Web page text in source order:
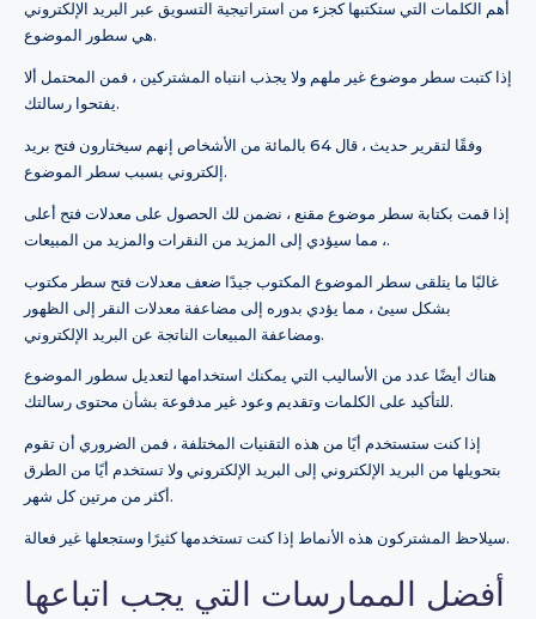
أهم الكلمات التي ستكتبها كجزء من استراتيجية التسويق عبر البريد الإلكتروني
هي سطور الموضوع.
إذا كتبت سطر موضوع غير ملهم ولا يجذب انتباه المشتركين ، فمن المحتمل ألا
يفتحوا رسالتك.
وفقًا لتقرير حديث ، قال 64 بالمائة من الأشخاص إنهم سيختارون فتح بريد
إلكتروني بسبب سطر الموضوع.
إذا قمت بكتابة سطر موضوع مقنع ، نضمن لك الحصول على معدلات فتح أعلى
، مما سيؤدي إلى المزيد من النقرات والمزيد من المبيعات.
غالبًا ما يتلقى سطر الموضوع المكتوب جيدًا ضعف معدلات فتح سطر مكتوب
بشكل سيئ ، مما يؤدي بدوره إلى مضاعفة معدلات النقر إلى الظهور
ومضاعفة المبيعات الناتجة عن البريد الإلكتروني.
هناك أيضًا عدد من الأساليب التي يمكنك استخدامها لتعديل سطور الموضوع
للتأكيد على الكلمات وتقديم وعود غير مدفوعة بشأن محتوى رسالتك.
إذا كنت ستستخدم أيًا من هذه التقنيات المختلفة ، فمن الضروري أن تقوم
بتحويلها من البريد الإلكتروني إلى البريد الإلكتروني ولا تستخدم أيًا من الطرق
أكثر من مرتين كل شهر.
سيلاحظ المشتركون هذه الأنماط إذا كنت تستخدمها كثيرًا وستجعلها غير فعالة.
أفضل الممارسات التي يجب اتباعها